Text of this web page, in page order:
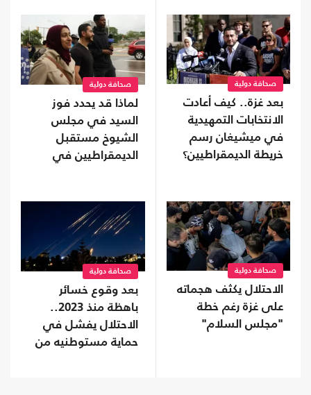
صحافة دولية
بعد غزة.. كيف أعادت
الانتخابات التمهيدية
في ميشيغان رسم
خريطة الديمقراطيين؟
صحافة دولية
لماذا قد يحدد فوز
السيد في مجلس
الشيوخ مستقبل
الديمقراطيين في
صحافة دولية
الاحتلال يكثف هجماته
على غزة رغم خطة
"مجلس السلام"
صحافة دولية
بعد وقوع خسائر
باهظة منذ 2023..
الاحتلال يفشل في
حماية مستوطنيه من